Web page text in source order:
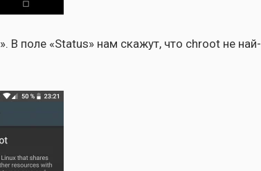
». В поле «Status» нам ска­жут, что chroot не най­